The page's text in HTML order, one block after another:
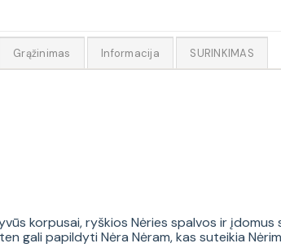
Grąžinimas Informacija SURINKIMAS
korpusai, ryškios Nėries spalvos ir įdomus
gali papildyti Nėra Nėram, kas suteikia